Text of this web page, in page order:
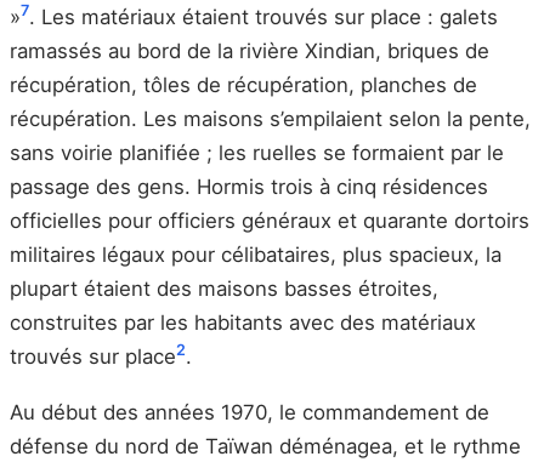
»7. Les matériaux étaient trouvés sur place : galets
ramassés au bord de la rivière Xindian, briques de
récupération, tôles de récupération, planches de
récupération. Les maisons s’empilaient selon la pente,
sans voirie planifiée ; les ruelles se formaient par le
passage des gens. Hormis trois à cinq résidences
officielles pour officiers généraux et quarante dortoirs
militaires légaux pour célibataires, plus spacieux, la
plupart étaient des maisons basses étroites,
construites par les habitants avec des matériaux
trouvés sur place2.
Au début des années 1970, le commandement de
défense du nord de Taïwan déménagea, et le rythme